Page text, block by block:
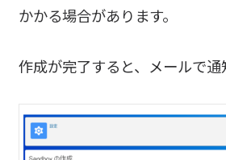
かかる場合があります。
作成が完了すると、メールで通